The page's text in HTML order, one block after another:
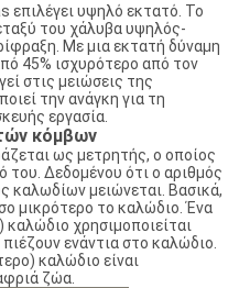
επιλέγει υψηλό εκτατό. Το
του χάλυβα υψηλός-
Με μια εκτατή δύναμη
45% ισχυρότερο από τον
στις μειώσεις της
την ανάγκη για τη
εργασία.
κόμβων
ως μετρητής, ο οποίος
του. Δεδομένου ότι ο αριθμός
καλωδίων μειώνεται. Βασικά,
μικρότερο το καλώδιο. Ένα
χρησιμοποιείται
ενάντια στο καλώδιο.
καλώδιο είναι
ζώα.